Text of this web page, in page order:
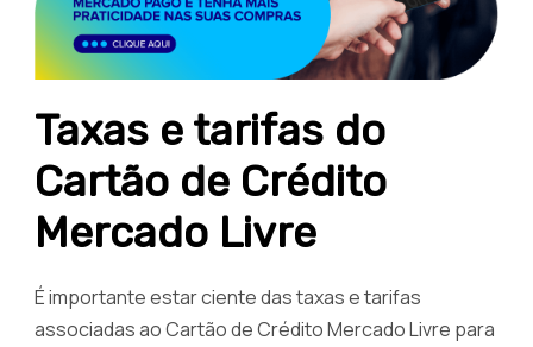
Taxas e tarifas do
Cartão de Crédito
Mercado Livre
É importante estar ciente das taxas e tarifas
associadas ao Cartão de Crédito Mercado Livre para